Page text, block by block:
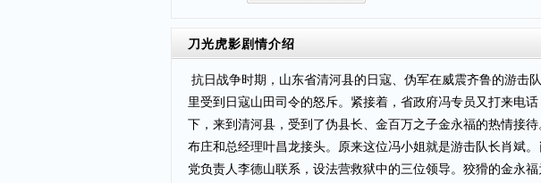
刀光虎影剧情介绍
抗日战争时期，山东省清河县的日寇、伪军在威震齐鲁的游击
里受到日寇山田司令的怒斥。紧接着，省政府冯专员又打来电
下，来到清河县，受到了伪县长、金百万之子金永福的热情接
布庄和总经理叶昌龙接头。原来这位冯小姐就是游击队长肖斌
党负责人李德山联系，设法营救狱中的三位领导。狡猾的金永